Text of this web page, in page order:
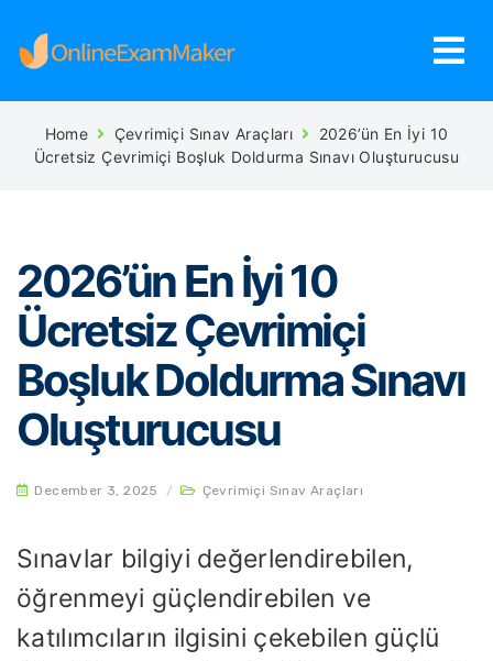
Home Çevrimiçi Sınav Araçları
2026’ün En İyi 10
Ücretsiz Çevrimiçi Boşluk Doldurma Sınavı Oluşturucusu
2026’ün En İyi 10
Ücretsiz Çevrimiçi
Boşluk Doldurma Sınavı
Oluşturucusu
December 3, 2025 / Çevrimiçi Sınav Araçları
Sınavlar bilgiyi değerlendirebilen,
öğrenmeyi güçlendirebilen ve
katılımcıların ilgisini çekebilen güçlü